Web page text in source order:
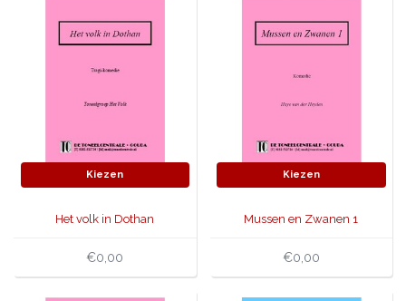
Kiezen
Het volk in Dothan
€0,00
Kiezen
Mussen en Zwanen 1
€0,00